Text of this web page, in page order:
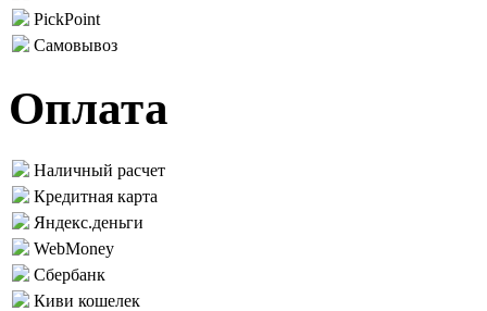
PickPoint
Самовывоз
Оплата
Наличный расчет
Кредитная карта
Яндекс.деньги
WebMoney
Сбербанк
Киви кошелек